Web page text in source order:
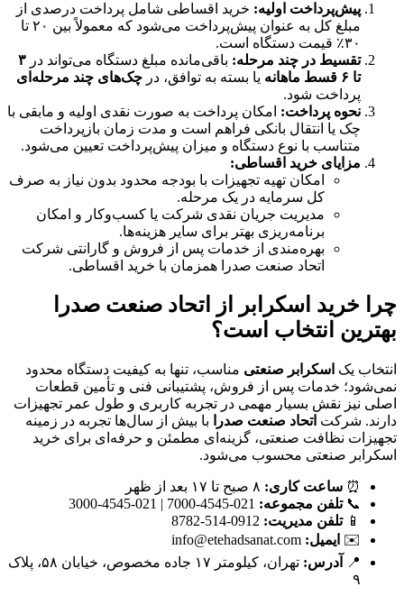
پیش‌پرداخت اولیه: خرید اقساطی شامل پرداخت درصدی از
مبلغ کل به عنوان پیش‌پرداخت می‌شود که معمولاً بین ۲۰ تا
۳۰٪ قیمت دستگاه است.
تقسیط در چند مرحله: باقی‌مانده مبلغ دستگاه می‌تواند در ۳
تا ۶ قسط ماهانه
یا بسته به توافق، در چک‌های چند مرحله‌ای
پرداخت شود.
نحوه پرداخت: امکان پرداخت به صورت نقدی اولیه و مابقی با
چک یا انتقال بانکی فراهم است و مدت زمان بازپرداخت
متناسب با نوع دستگاه و میزان پیش‌پرداخت تعیین می‌شود.
مزایای خرید اقساطی:
امکان تهیه تجهیزات با بودجه محدود بدون نیاز به صرف
کل سرمایه در یک مرحله.
مدیریت جریان نقدی شرکت یا کسب‌وکار و امکان
برنامه‌ریزی بهتر برای سایر هزینه‌ها.
بهره‌مندی از خدمات پس از فروش و گارانتی شرکت
اتحاد صنعت صدرا همزمان با خرید اقساطی.
چرا خرید اسکرابر از اتحاد صنعت صدرا
بهترین انتخاب است؟
انتخاب یک اسکرابر صنعتی مناسب، تنها به کیفیت دستگاه محدود
نمی‌شود؛ خدمات پس از فروش، پشتیبانی فنی و تأمین قطعات
اصلی نیز نقش بسیار مهمی در تجربه کاربری و طول عمر تجهیزات
دارند. شرکت اتحاد صنعت صدرا
با بیش از سال‌ها تجربه در زمینه
تجهیزات نظافت صنعتی، گزینه‌ای مطمئن و حرفه‌ای برای خرید
اسکرابر صنعتی محسوب می‌شود.
⏰ ساعت کاری: ۸ صبح تا ۱۷ بعد از ظهر
📞تلفن مجموعه:
📱تلفن مدیریت: 0912-514-8782
✉️ ایمیل: info@etehadsanat.com
📍
آدرس:
تهران، کیلومتر ۱۷ جاده مخصوص، خیابان ۵۸، پلاک
۹